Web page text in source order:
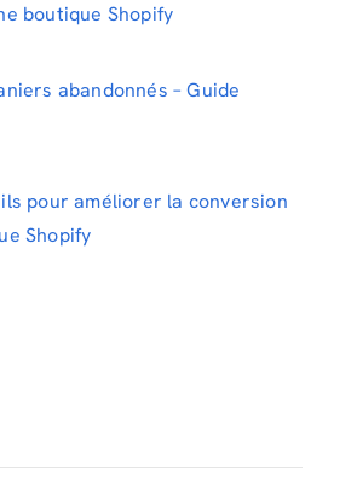
boutique Shopify
abandonnés – Guide
pour améliorer la conversion
Shopify